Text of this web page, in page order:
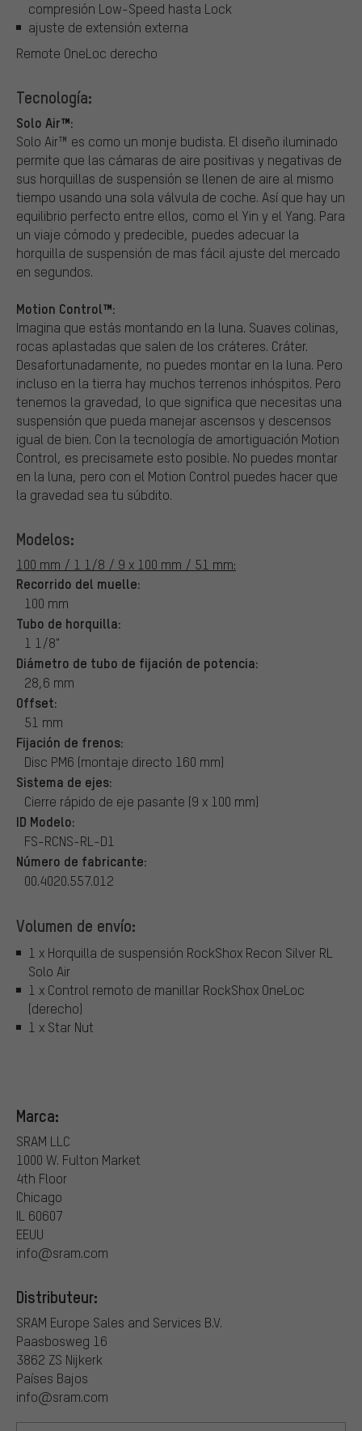
compresión Low-Speed hasta Lock
ajuste de extensión externa
Remote OneLoc derecho
Tecnología:
Solo Air™:
Solo Air™ es como un monje budista. El diseño iluminado
permite que las cámaras de aire positivas y negativas de
sus horquillas de suspensión se llenen de aire al mismo
tiempo usando una sola válvula de coche. Así que hay un
equilibrio perfecto entre ellos, como el Yin y el Yang. Para
un viaje cómodo y predecible, puedes adecuar la
horquilla de suspensión de mas fácil ajuste del mercado
en segundos.
Motion Control™:
Imagina que estás montando en la luna. Suaves colinas,
rocas aplastadas que salen de los cráteres. Cráter.
Desafortunadamente, no puedes montar en la luna. Pero
incluso en la tierra hay muchos terrenos inhóspitos. Pero
tenemos la gravedad, lo que significa que necesitas una
suspensión que pueda manejar ascensos y descensos
igual de bien. Con la tecnología de amortiguación Motion
Control, es precisamete esto posible. No puedes montar
en la luna, pero con el Motion Control puedes hacer que
la gravedad sea tu súbdito.
Modelos:
100 mm / 1 1/8 / 9 x 100 mm / 51 mm:
Recorrido del muelle:
100 mm
Tubo de horquilla:
1 1/8"
Diámetro de tubo de fijación de potencia:
28,6 mm
Offset:
51 mm
Fijación de frenos:
Disc PM6 (montaje directo 160 mm)
Sistema de ejes:
Cierre rápido de eje pasante (9 x 100 mm)
ID Modelo:
FS-RCNS-RL-D1
Número de fabricante:
00.4020.557.012
Volumen de envío:
1 x Horquilla de suspensión RockShox Recon Silver RL
Solo Air
1 x Control remoto de manillar RockShox OneLoc
(derecho)
1 x Star Nut
Marca:
SRAM LLC
1000 W. Fulton Market
4th Floor
Chicago
IL 60607
EEUU
info@sram.com
Distributeur:
SRAM Europe Sales and Services B.V.
Paasbosweg 16
3862 ZS Nijkerk
Países Bajos
info@sram.com